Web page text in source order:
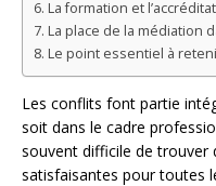
La formation et
La place de la médiation
Le point essentiel à
Les conflits font partie
soit dans le cadre
souvent difficile de trouver
satisfaisantes pour toutes